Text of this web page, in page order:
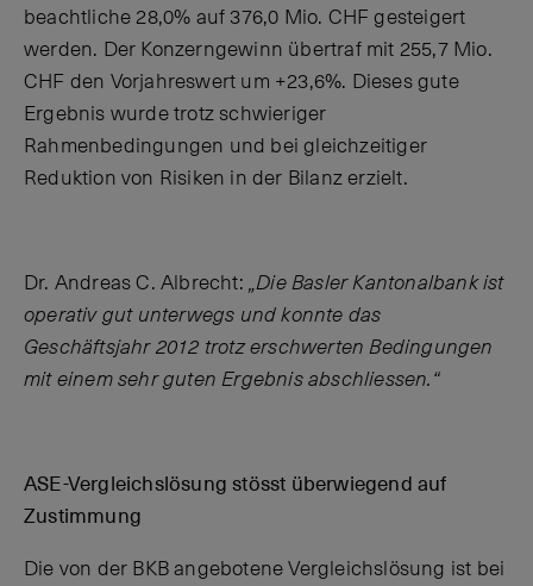
beachtliche 28,0% auf 376,0 Mio. CHF gesteigert
werden. Der Konzerngewinn übertraf mit 255,7 Mio.
CHF den Vorjahreswert um +23,6%. Dieses gute
Ergebnis wurde trotz schwieriger
Rahmenbedingungen und bei gleichzeitiger
Reduktion von Risiken in der Bilanz erzielt.
Dr. Andreas C. Albrecht: „Die Basler Kantonalbank ist
operativ gut unterwegs und konnte das
Geschäftsjahr 2012 trotz erschwerten Bedingungen
mit einem sehr guten Ergebnis abschliessen.“
ASE-Vergleichslösung stösst überwiegend auf
Zustimmung
Die von der BKB angebotene Vergleichslösung ist bei